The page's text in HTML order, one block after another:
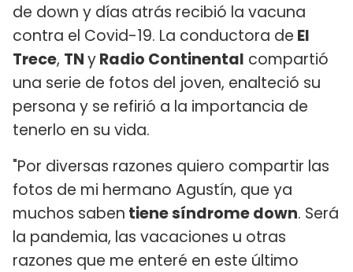
de down y días atrás recibió la vacuna
contra el Covid-19. La conductora de El
Trece, TNyRadio Continental compartió
una serie de fotos del joven, enalteció su
persona y se refirió a la importancia de
tenerlo en su vida.
"Por diversas razones quiero compartir las
fotos de mi hermano Agustín, que ya
muchos saben tiene síndrome down. Será
la pandemia, las vacaciones u otras
razones que me enteré en este último